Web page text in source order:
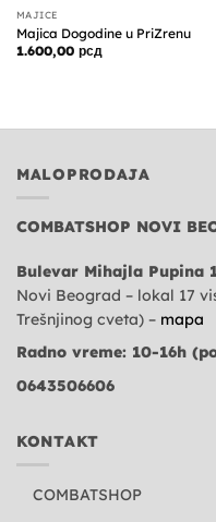
MAJICE
Majica Dogodine u PriZrenu
1.600,00 рсд
MALOPRODAJA
COMBATSHOP NOVI
Bulevar Mihajla Pupina
Novi Beograd – lokal 17
Trešnjinog cveta) – mapa
Radno vreme: 10-16h
0643506606
KONTAKT
COMBATSHOP